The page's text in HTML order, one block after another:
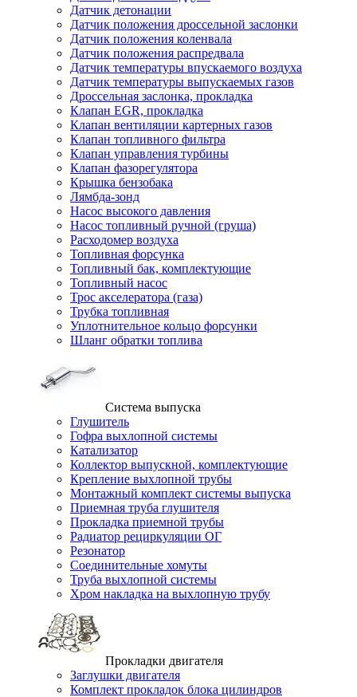
Датчик детонации
Датчик положения дроссельной заслонки
Датчик положения коленвала
Датчик положения распредвала
Датчик температуры впускаемого воздуха
Датчик температуры выпускаемых газов
Дроссельная заслонка, прокладка
Клапан EGR, прокладка
Клапан вентиляции картерных газов
Клапан топливного фильтра
Клапан управления турбины
Клапан фазорегулятора
Крышка бензобака
Лямбда-зонд
Насос высокого давления
Насос топливный ручной (груша)
Расходомер воздуха
Топливная форсунка
Топливный бак, комплектующие
Топливный насос
Трос акселератора (газа)
Трубка топливная
Уплотнительное кольцо форсунки
Шланг обратки топлива
Система выпуска
Глушитель
Гофра выхлопной системы
Катализатор
Коллектор выпускной, комплектующие
Крепление выхлопной трубы
Монтажный комплект системы выпуска
Приемная труба глушителя
Прокладка приемной трубы
Радиатор рециркуляции ОГ
Резонатор
Соединительные хомуты
Труба выхлопной системы
Хром накладка на выхлопную трубу
Прокладки двигателя
Заглушки двигателя
Комплект прокладок блока цилиндров